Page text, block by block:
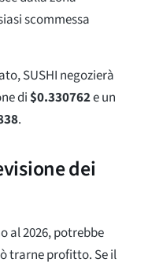
scommessa
SUSHI negozierà
di$0.330762e un
.
dei
al 2026, potrebbe
trarne profitto. Se il